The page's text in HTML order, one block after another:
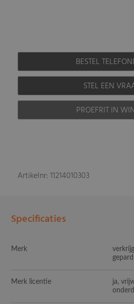
BESTEL
STEL EEN
PROEFRIT IN
Artikelnr: 11214010303
Specificaties
Merk
Merk licentie
ja,